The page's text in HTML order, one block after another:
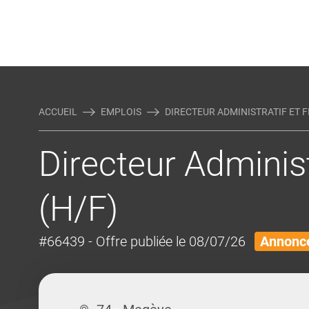
ACCUEIL EMPLOIS DIRECTEUR ADMINISTRATIF ET
Directeur
(H/F)
#66439 - Offre publiée le 08/07/26